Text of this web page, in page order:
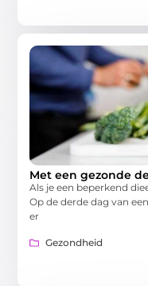
Met een gezonde
Als je een beperkend
Op de derde dag van
er
Gezondheid